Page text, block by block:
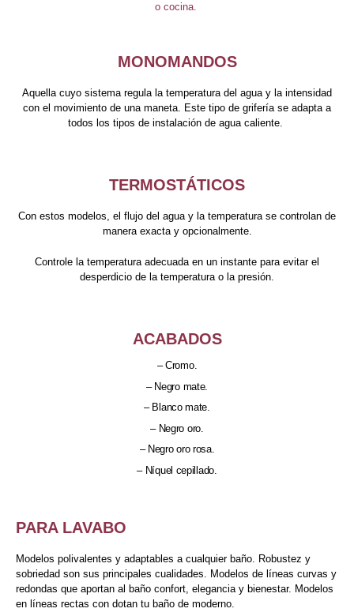
o cocina.
MONOMANDOS
Aquella cuyo sistema regula la temperatura del agua y la intensidad
con el movimiento de una maneta. Este tipo de grifería se adapta a
todos los tipos de instalación de agua caliente.
TERMOSTÁTICOS
Con estos modelos, el flujo del agua y la temperatura se controlan de
manera exacta y opcionalmente.
Controle la temperatura adecuada en un instante para evitar el
desperdicio de la temperatura o la presión.
ACABADOS
– Cromo.
– Negro mate.
– Blanco mate.
– Negro oro.
– Negro oro rosa.
– Níquel cepillado.
PARA LAVABO
Modelos polivalentes y adaptables a cualquier baño. Robustez y
sobriedad son sus principales cualidades. Modelos de líneas curvas y
redondas que aportan al baño confort, elegancia y bienestar. Modelos
en líneas rectas con dotan tu baño de moderno.